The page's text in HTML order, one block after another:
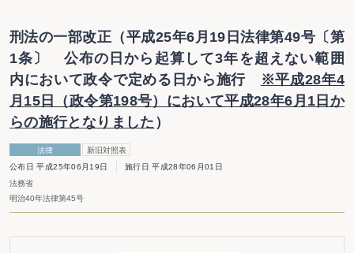
刑法の一部改正（平成25年6月19日法律第49号〔第
1条〕 公布の日から起算して3年を超えない範囲
内において政令で定める日から施行
※平成28年4
月15日（政令第198号）において平成28年6月1日か
らの施行となりました ）
法律
新旧対照表
公布日 平成25年06月19日
施行日 平成28年06月01日
法務省
明治40年法律第45号